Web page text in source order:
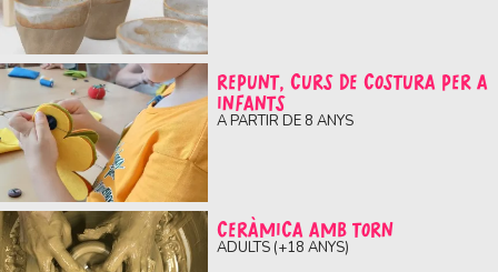
REPUNT, CURS DE COSTURA PER A
INFANTS
A PARTIR DE 8 ANYS
CERÀMICA AMB TORN
ADULTS (+18 ANYS)